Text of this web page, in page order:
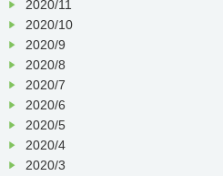
2020/11
2020/10
2020/9
2020/8
2020/7
2020/6
2020/5
2020/4
2020/3